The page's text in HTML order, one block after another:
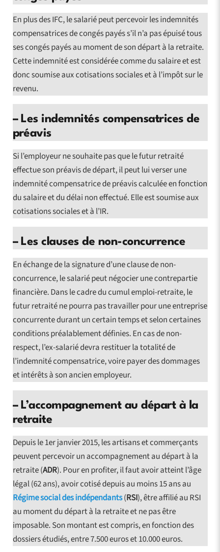
En plus des IFC, le salarié peut percevoir les indemnités
compensatrices de congés payés s’il n’a pas épuisé tous
ses congés payés au moment de son départ à la retraite.
Cette indemnité est considérée comme du salaire et est
donc soumise aux cotisations sociales et à l’impôt sur le
revenu.
– Les indemnités compensatrices de
préavis
Si l’employeur ne souhaite pas que le futur retraité
effectue son préavis de départ, il peut lui verser une
indemnité compensatrice de préavis calculée en fonction
du salaire et du délai non effectué. Elle est soumise aux
cotisations sociales et à l’IR.
– Les clauses de non-concurrence
En échange de la signature d’une clause de non-
concurrence, le salarié peut négocier une contrepartie
financière. Dans le cadre du cumul emploi-retraite, le
futur retraité ne pourra pas travailler pour une entreprise
concurrente durant un certain temps et selon certaines
conditions préalablement définies. En cas de non-
respect, l’ex-salarié devra restituer la totalité de
l’indemnité compensatrice, voire payer des dommages
et intérêts à son ancien employeur.
– L’accompagnement au départ à la
retraite
Depuis le 1er janvier 2015, les artisans et commerçants
peuvent percevoir un accompagnement au départ à la
retraite (ADR). Pour en profiter, il faut avoir atteint l’âge
légal (62 ans), avoir cotisé depuis au moins 15 ans au
Régime social des indépendants(RSI), être affilié au RSI
au moment du départ à la retraite et ne pas être
imposable. Son montant est compris, en fonction des
dossiers étudiés, entre 7.500 euros et 10.000 euros.